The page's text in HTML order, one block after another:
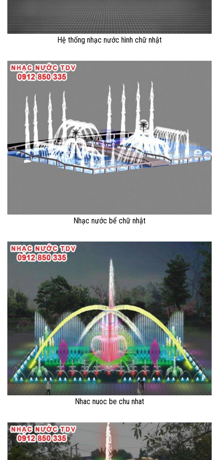
Hệ thống nhạc nước hình chữ nhật
Nhạc nước bể chữ nhật
Nhac nuoc be chu nhat